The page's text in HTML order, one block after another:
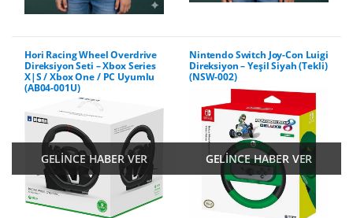
Hori Racing Wheel Overdrive
Direksiyon Seti – Xbox Series
X|S / Xbox One / PC Uyumlu
(AB04-001U)
GELİNCE HABER VER
Nintendo Switch Joy-Con Luigi
Direksiyon – Yeşil Siyah (Tekli)
(NSW-002)
GELİNCE HABER VER